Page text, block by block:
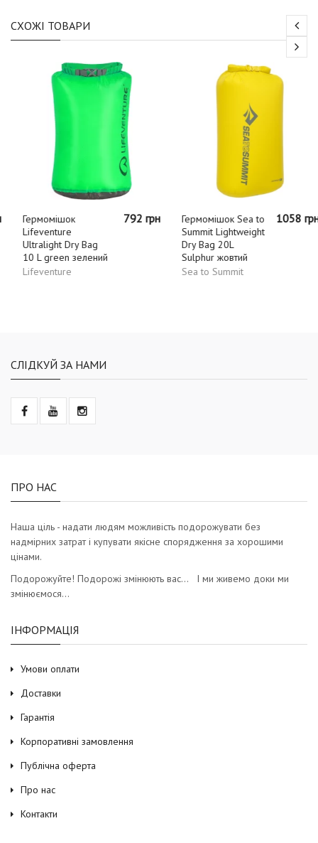
СХОЖІ ТОВАРИ
Гермомішок
Lifeventure
Ultralight Dry Bag
10 L green зелений
Lifeventure
792 грн
Гермомішок Sea to
Summit Lightweight
Dry Bag 20L
Sulphur жовтий
Sea to Summit
1058 грн
СЛІДКУЙ ЗА НАМИ
ПРО НАС
Наша ціль - надати людям можливість подорожувати без
надмірних затрат і купувати якісне спорядження за хорошими
цінами.
Подорожуйте! Подорожі змінюють вас… І ми живемо доки ми
змінюємося…
ІНФОРМАЦІЯ
Умови оплати
Доставки
Гарантія
Корпоративні замовлення
Публічна оферта
Про нас
Контакти